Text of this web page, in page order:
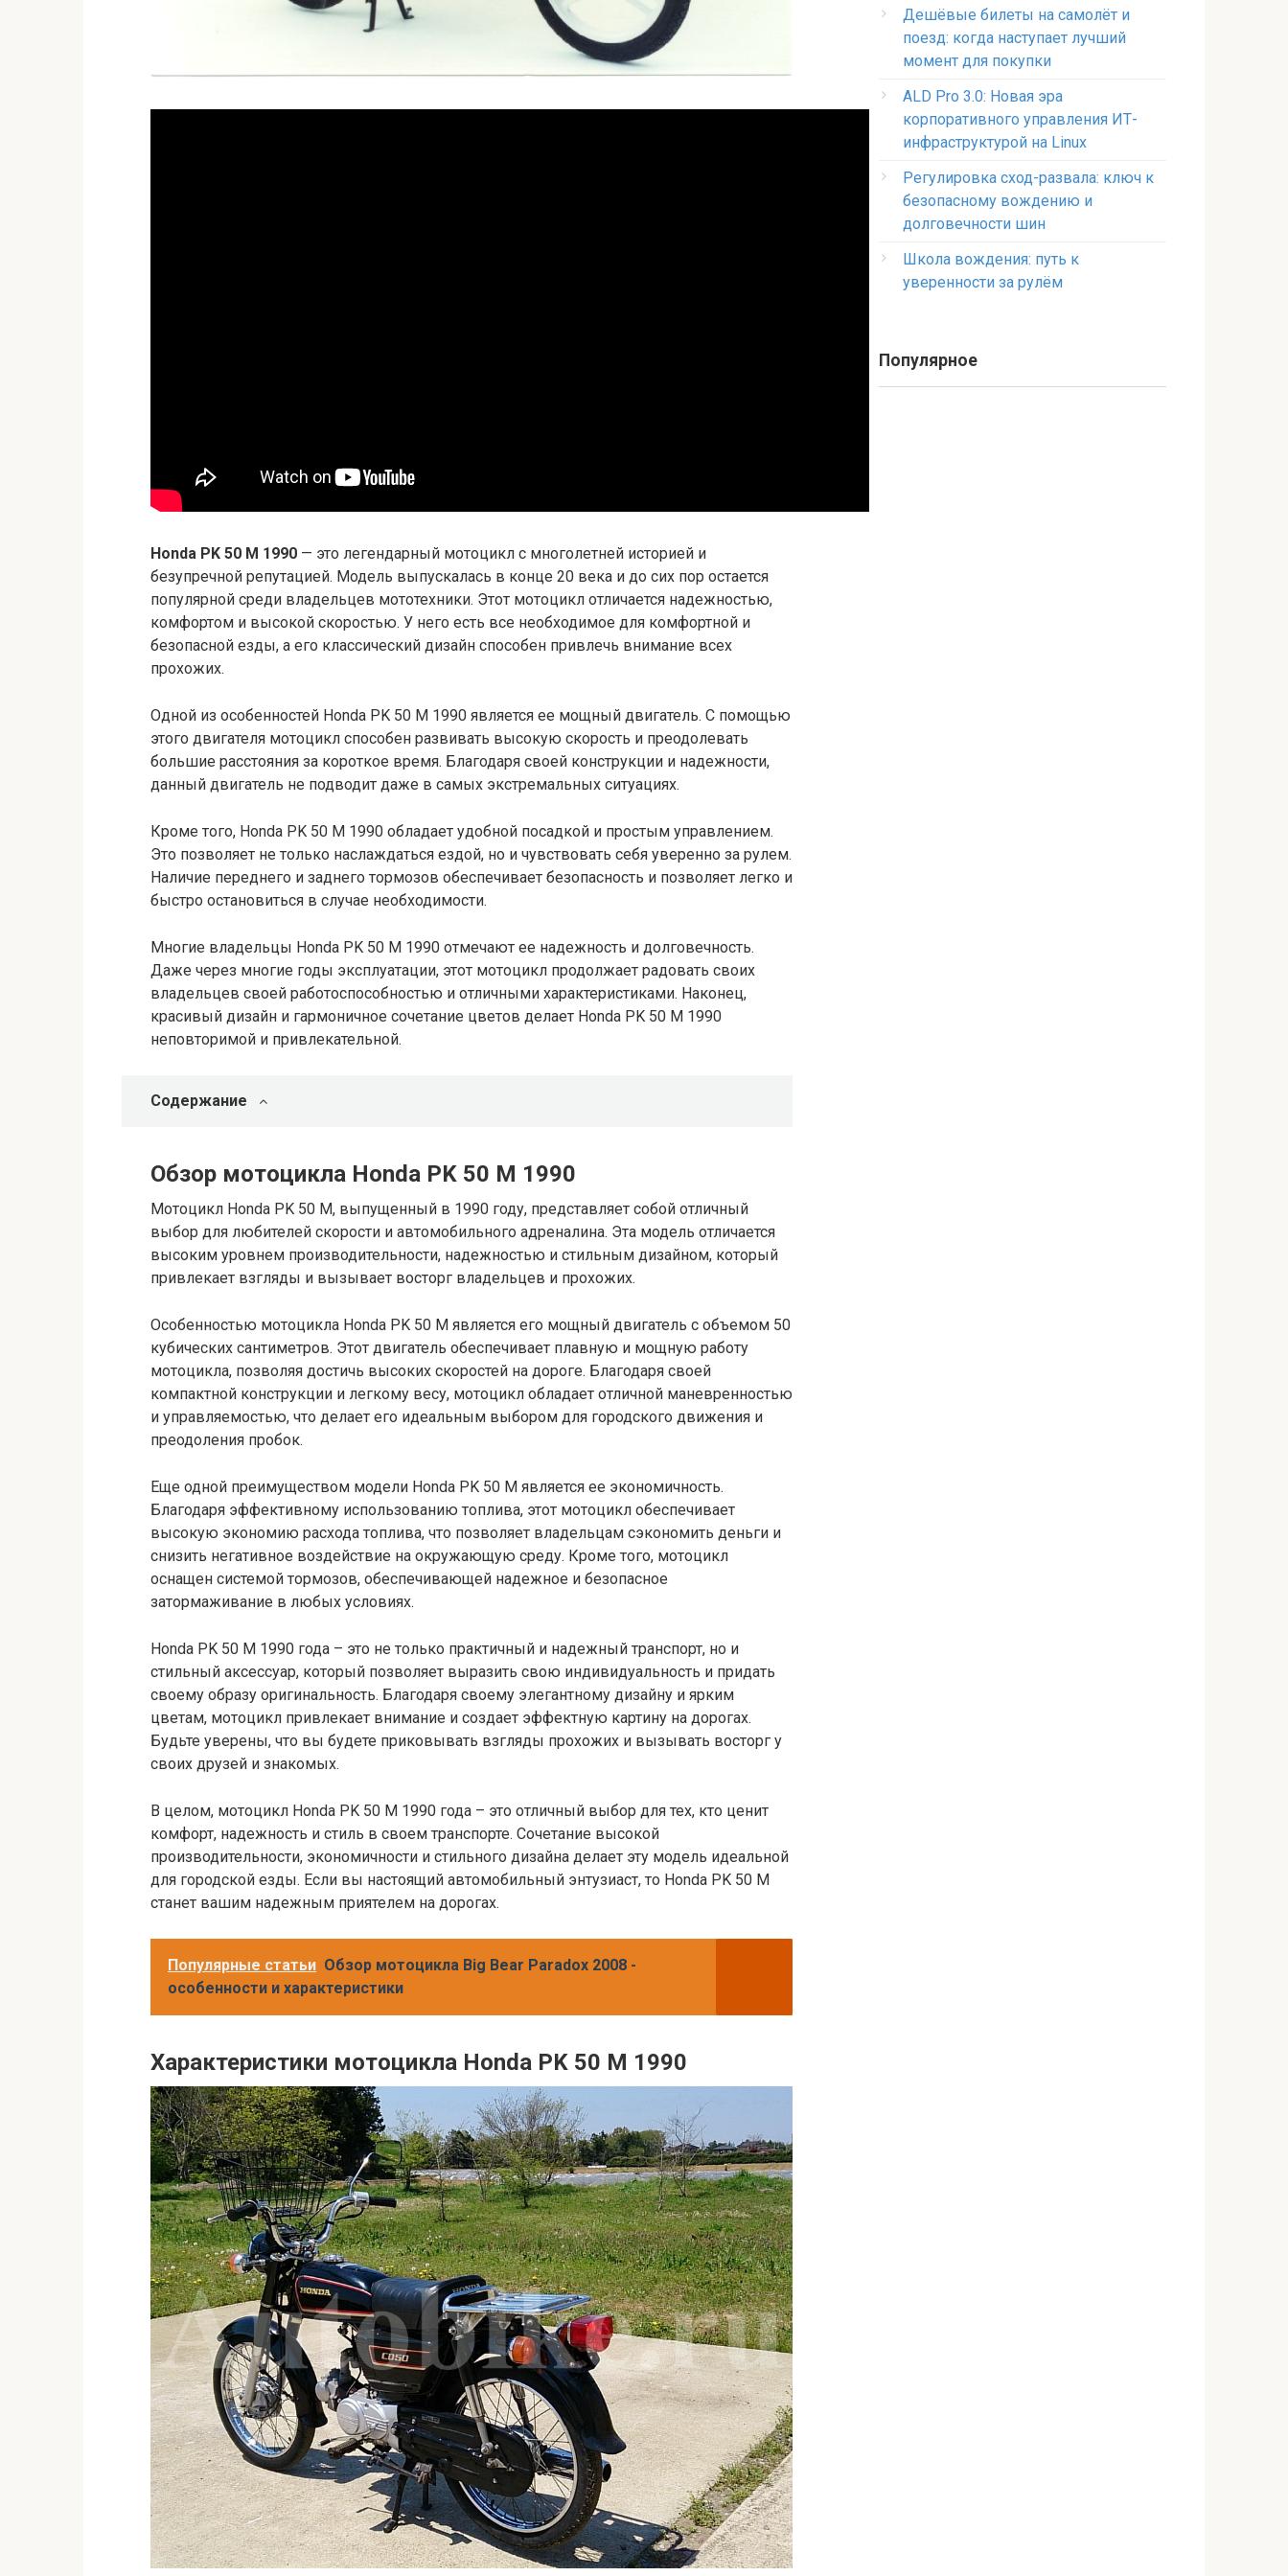
Honda PK 50 M 1990 — это легендарный мотоцикл с многолетней историей и
безупречной репутацией. Модель выпускалась в конце 20 века и до сих пор остается
популярной среди владельцев мототехники. Этот мотоцикл отличается надежностью,
комфортом и высокой скоростью. У него есть все необходимое для комфортной и
безопасной езды, а его классический дизайн способен привлечь внимание всех
прохожих.
Одной из особенностей Honda PK 50 M 1990 является ее мощный двигатель. С помощью
этого двигателя мотоцикл способен развивать высокую скорость и преодолевать
большие расстояния за короткое время. Благодаря своей конструкции и надежности,
данный двигатель не подводит даже в самых экстремальных ситуациях.
Кроме того, Honda PK 50 M 1990 обладает удобной посадкой и простым управлением.
Это позволяет не только наслаждаться ездой, но и чувствовать себя уверенно за рулем.
Наличие переднего и заднего тормозов обеспечивает безопасность и позволяет легко и
быстро остановиться в случае необходимости.
Многие владельцы Honda PK 50 M 1990 отмечают ее надежность и долговечность.
Даже через многие годы эксплуатации, этот мотоцикл продолжает радовать своих
владельцев своей работоспособностью и отличными характеристиками. Наконец,
красивый дизайн и гармоничное сочетание цветов делает Honda PK 50 M 1990
неповторимой и привлекательной.
Содержание
Обзор мотоцикла Honda PK 50 M 1990
Мотоцикл Honda PK 50 M, выпущенный в 1990 году, представляет собой отличный
выбор для любителей скорости и автомобильного адреналина. Эта модель отличается
высоким уровнем производительности, надежностью и стильным дизайном, который
привлекает взгляды и вызывает восторг владельцев и прохожих.
Особенностью мотоцикла Honda PK 50 M является его мощный двигатель с объемом 50
кубических сантиметров. Этот двигатель обеспечивает плавную и мощную работу
мотоцикла, позволяя достичь высоких скоростей на дороге. Благодаря своей
компактной конструкции и легкому весу, мотоцикл обладает отличной маневренностью
и управляемостью, что делает его идеальным выбором для городского движения и
преодоления пробок.
Еще одной преимуществом модели Honda PK 50 M является ее экономичность.
Благодаря эффективному использованию топлива, этот мотоцикл обеспечивает
высокую экономию расхода топлива, что позволяет владельцам сэкономить деньги и
снизить негативное воздействие на окружающую среду. Кроме того, мотоцикл
оснащен системой тормозов, обеспечивающей надежное и безопасное
затормаживание в любых условиях.
Honda PK 50 M 1990 года – это не только практичный и надежный транспорт, но и
стильный аксессуар, который позволяет выразить свою индивидуальность и придать
своему образу оригинальность. Благодаря своему элегантному дизайну и ярким
цветам, мотоцикл привлекает внимание и создает эффектную картину на дорогах.
Будьте уверены, что вы будете приковывать взгляды прохожих и вызывать восторг у
своих друзей и знакомых.
В целом, мотоцикл Honda PK 50 M 1990 года – это отличный выбор для тех, кто ценит
комфорт, надежность и стиль в своем транспорте. Сочетание высокой
производительности, экономичности и стильного дизайна делает эту модель идеальной
для городской езды. Если вы настоящий автомобильный энтузиаст, то Honda PK 50 M
станет вашим надежным приятелем на дорогах.
Популярные статьи Обзор мотоцикла Big Bear Paradox 2008 -
особенности и характеристики
Характеристики мотоцикла Honda PK 50 M 1990
Дешёвые билеты на самолёт и
поезд: когда наступает лучший
момент для покупки
ALD Pro 3.0: Новая эра
корпоративного управления ИТ-
инфраструктурой на Linux
Регулировка сход-развала: ключ к
безопасному вождению и
долговечности шин
Школа вождения: путь к
уверенности за рулём
Популярное